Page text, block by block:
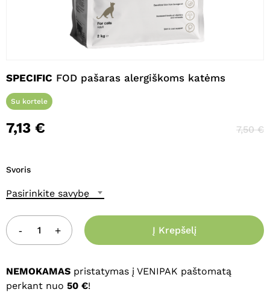
SPECIFIC FOD pašaras alergiškoms katėms
Su kortele
7,13 € 7,50€
Svoris
Pasirinkite savybę
Į Krepšelį
NEMOKAMAS pristatymas į VENIPAK paštomatą
perkant nuo 50 €!
Pavadinimas
El. paštas *
parašyti komentarą.